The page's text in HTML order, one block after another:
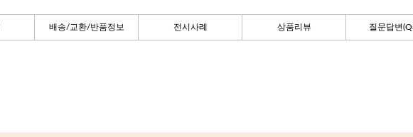
배송/교환/반품정보 전시사례 상품리뷰 질문답변